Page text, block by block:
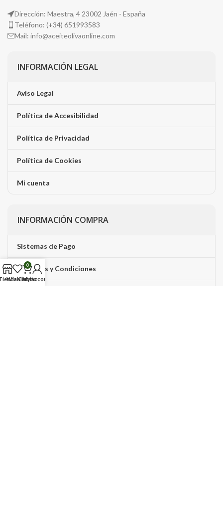
Dirección: Maestra, 4 23002 Jaén - España
Teléfono: (+34) 651993583
Mail: info@aceiteolivaonline.com
INFORMACIÓN LEGAL
Aviso Legal
Política de Accesibilidad
Política de Privacidad
Política de Cookies
Mi cuenta
INFORMACIÓN COMPRA
Sistemas de Pago
Términos y Condiciones
Wishlist
0
Carrito
My account